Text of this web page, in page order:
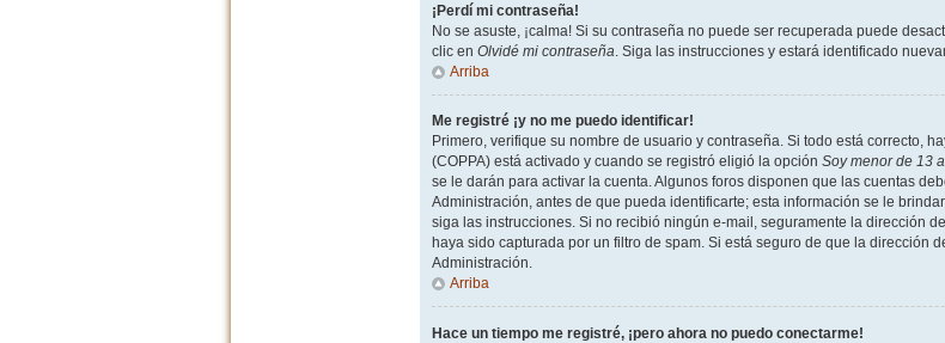
¡Perdí mi contraseña!
No se asuste, ¡calma! Si su contraseña no puede ser recuperada puede
clic en Olvidé mi contraseña. Siga las instrucciones y estará identificado
Arriba
Me registré ¡y no me puedo identificar!
Primero, verifique su nombre de usuario y contraseña. Si todo está correcto,
(COPPA) está activado y cuando se registró eligió la opción Soy menor de 13
se le darán para activar la cuenta. Algunos foros disponen que las cuentas
Administración, antes de que pueda identificarte; esta información se le
siga las instrucciones. Si no recibió ningún e-mail, seguramente la dirección
haya sido capturada por un filtro de spam. Si está seguro de que la dirección
Administración.
Arriba
Hace un tiempo me registré, ¡pero ahora no puedo conectarme!